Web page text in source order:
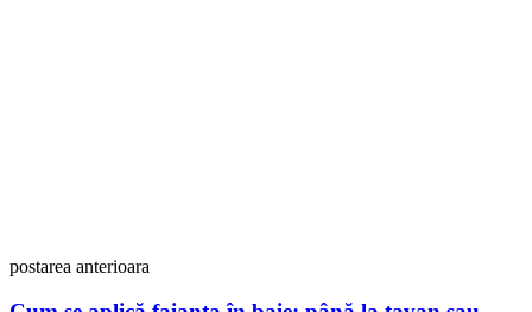
postarea anterioara